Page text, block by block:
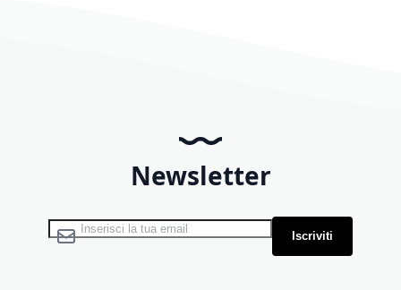
Newsletter
Iscriviti alla nostra Newsletter: Iscriviti